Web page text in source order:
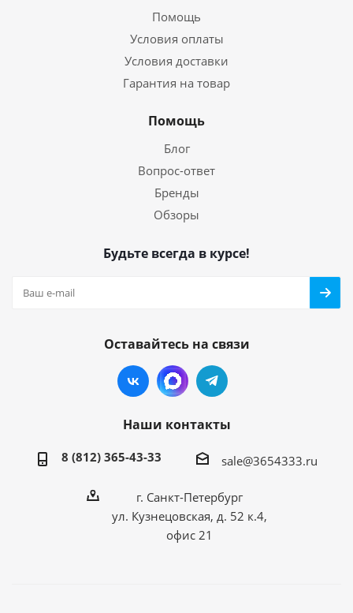
Помощь
Условия оплаты
Условия доставки
Гарантия на товар
Помощь
Блог
Вопрос-ответ
Бренды
Обзоры
Будьте всегда в курсе!
Оставайтесь на связи
Наши контакты
8 (812) 365-43-33 sale@3654333.ru
г. Санкт-Петербург
ул. Кузнецовская, д. 52 к.4,
офис 21